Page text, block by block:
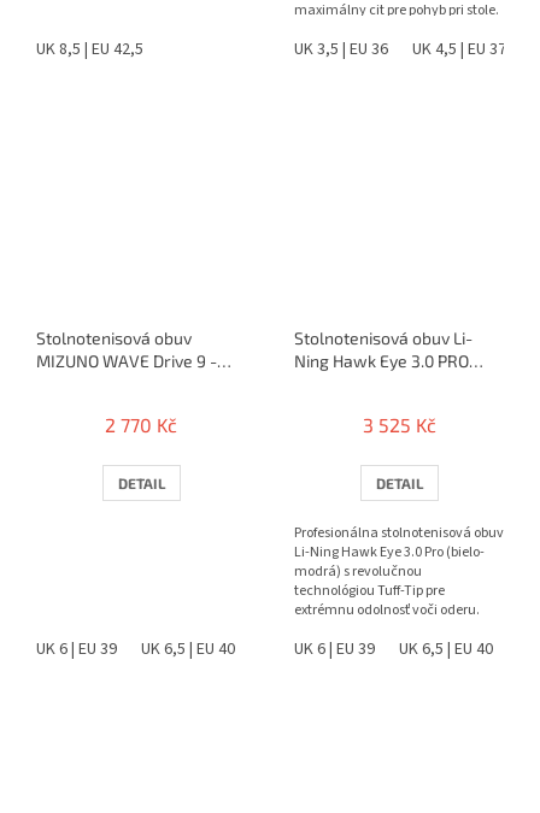
UK 8,5 | EU 42,5
maximálny cit pre pohyb pri stole.
UK 3,5 | EU 36 UK 4,5 | EU 37
Stolnotenisová obuv
MIZUNO WAVE Drive 9 -
2 770 Kč
DETAIL
UK 6 | EU 39 UK 6,5 | EU 40 UK 7 | EU 40,5 UK 10 | EU 44,5
Stolnotenisová obuv Li-
Ning Hawk Eye 3.0 PRO
3 525 Kč
DETAIL
Profesionálna stolnotenisová obuv
Li-Ning Hawk Eye 3.0 Pro (bielo-
modrá) s revolučnou
technológiou Tuff-Tip pre
extrémnu odolnosť voči oderu.
UK 6 | EU 39 UK 6,5 | EU 40